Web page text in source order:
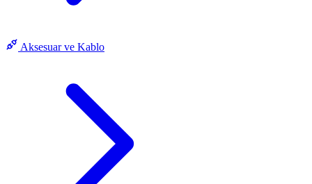
Aksesuar ve Kablo